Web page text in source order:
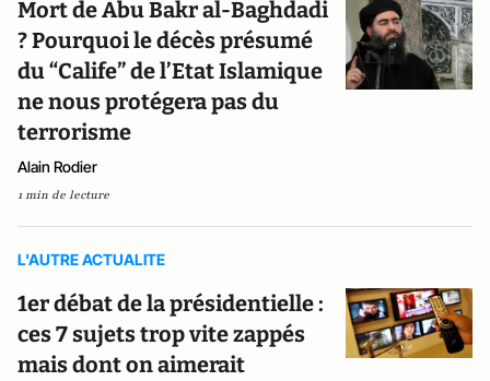
Mort de Abu Bakr al-Baghdadi
? Pourquoi le décès présumé
du “Calife” de l’Etat Islamique
ne nous protégera pas du
terrorisme
Alain Rodier
1 min de lecture
L'AUTRE ACTUALITE
1er débat de la présidentielle :
ces 7 sujets trop vite zappés
mais dont on aimerait